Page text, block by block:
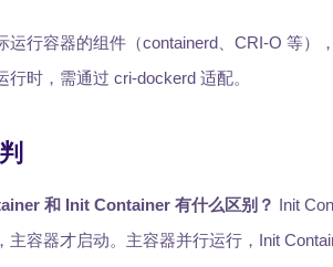
运行容器的组件（containerd、CRI-O 等）
行时，需通过 cri-dockerd 适配。
和 Init Container 有什么区别？ Init
主容器才启动。主容器并行运行，Init